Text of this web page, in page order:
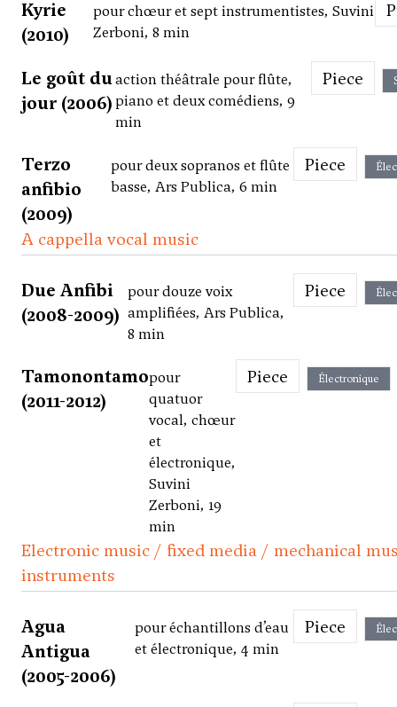
Kyrie
(2010)
pour chœur et sept instrumentistes, Suvini
Zerboni, 8 min
Le goût du
jour (2006)
action théâtrale pour flûte,
piano et deux comédiens, 9
min
Piece
Terzo
anfibio
(2009)
pour deux sopranos et flûte
basse, Ars Publica, 6 min
Piece
A cappella vocal music
Due Anfibi
(2008-2009)
pour douze voix
amplifiées, Ars Publica,
8 min
Piece
Tamonontamo
(2011-2012)
pour
quatuor
vocal, chœur
et
électronique,
Suvini
Zerboni, 19
min
Piece Électronique
Electronic music / fixed media / mechanical
instruments
Agua
Antigua
(2005-2006)
pour échantillons d’eau
et électronique, 4 min
Piece